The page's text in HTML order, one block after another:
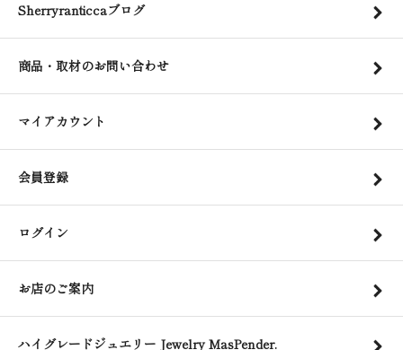
Sherryranticcaブログ
商品・取材のお問い合わせ
マイアカウント
会員登録
ログイン
お店のご案内
ハイグレードジュエリー Jewelry MasPender.